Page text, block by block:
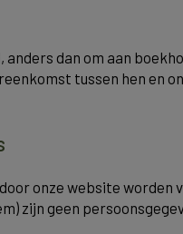
anders dan om aan
tussen hen en
onze website
zijn geen